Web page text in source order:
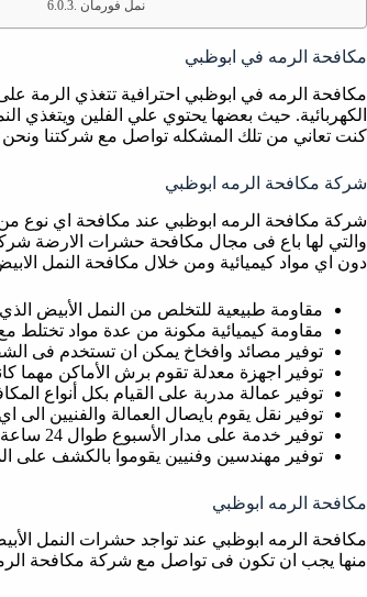
نمل فورمان
مكافحة الرمه في ابوظبي
مكافحة الرمه في ابوظبي احترافية تتغذي الرمة
الكهربائية. حيث بعضها يحتوي علي الفلين ويتغذي
كنت تعاني من تلك المشكله تواصل مع شركتنا ونحن
شركة مكافحة الرمه ابوظبي
شركة مكافحة الرمه ابوظبي عند مكافحة اي نوع
والتي لها باع فى مجال مكافحة حشرات الارضة
دون اي مواد كيميائية ومن خلال مكافحة النمل
مقاومة طبيعية للتخلص من النمل الأبيض
مقاومة كيميائية مكونة من عدة مواد تختلط
توفير مصائد وافخاخ يمكن ان تستخدم فى
توفير اجهزة معدلة تقوم برش الأماكن مهما
توفير عمالة مدربة على القيام بكل أنواع
توفير نقل يقوم بايصال العمالة والفنيين الى
توفير خدمة على مدار الأسبوع طوال 24 ساعة حتى نرضي العملاء فى التواجد على الفور.
توفير مهندسين وفنيين يقوموا بالكشف على
مكافحة الرمه ابوظبي
مكافحة الرمه ابوظبي عند تواجد حشرات النمل
منها يجب ان تكون فى تواصل مع شركة مكافحة